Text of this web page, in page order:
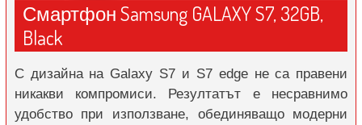
Смартфон Samsung GALAXY S7, 32GB,
Black
С дизайна на Galaxy S7 и S7 edge не са правени
никакви компромиси. Резултатът е несравнимо
удобство при използване, обединяващо модерни